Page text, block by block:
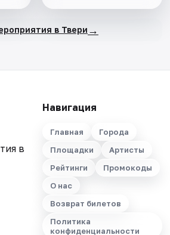
в Твери →
в
Навигация
Главная
Города
Площадки
Артисты
Рейтинги
Промокоды
О нас
Возврат билетов
Политика
конфиденциальности